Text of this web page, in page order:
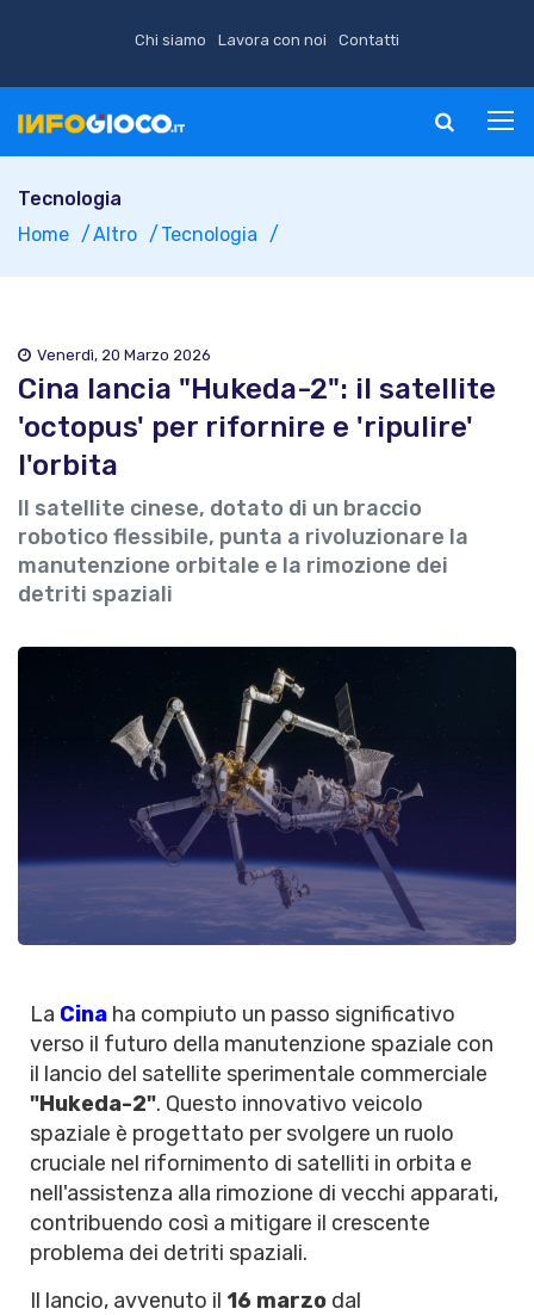
Chi siamo Lavora con noi Contatti
Tecnologia
Home
Altro Tecnologia
Venerdì, 20 Marzo 2026
Cina lancia "Hukeda-2": il satellite
'octopus' per rifornire e 'ripulire'
l'orbita
Il satellite cinese, dotato di un braccio
robotico flessibile, punta a rivoluzionare la
manutenzione orbitale e la rimozione dei
detriti spaziali
La Cina ha compiuto un passo significativo
verso il futuro della manutenzione spaziale con
il lancio del satellite sperimentale commerciale
"Hukeda-2". Questo innovativo veicolo
spaziale è progettato per svolgere un ruolo
cruciale nel rifornimento di satelliti in orbita e
nell'assistenza alla rimozione di vecchi apparati,
contribuendo così a mitigare il crescente
problema dei detriti spaziali.
Il lancio, avvenuto il 16 marzo dal